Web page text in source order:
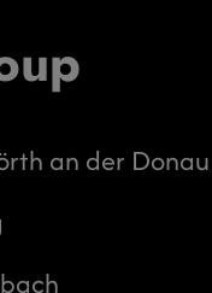
an der Donau